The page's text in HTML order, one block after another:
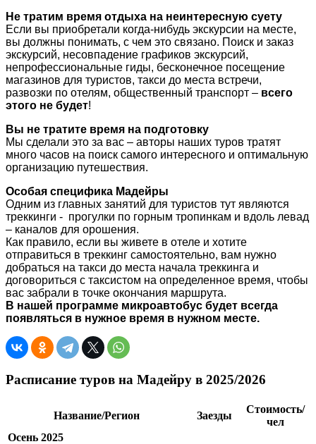
Не тратим время отдыха на неинтересную суету
Если вы приобретали когда-нибудь экскурсии на месте,
вы должны понимать, с чем это связано. Поиск и заказ
экскурсий, несовпадение графиков экскурсий,
непрофессиональные гиды, бесконечное посещение
магазинов для туристов, такси до места встречи,
развозки по отелям, общественный транспорт – всего
этого не будет!
Вы не тратите время на подготовку
Мы сделали это за вас – авторы наших туров тратят
много часов на поиск самого интересного и оптимальную
организацию путешествия.
Особая специфика Мадейры
Одним из главных занятий для туристов тут являются
треккинги - прогулки по горным тропинкам и вдоль левад
– каналов для орошения.
Как правило, если вы живете в отеле и хотите
отправиться в треккинг самостоятельно, вам нужно
добраться на такси до места начала треккинга и
договориться с таксистом на определенное время, чтобы
вас забрали в точке окончания маршрута.
В нашей программе микроавтобус будет всегда
появляться в нужное время в нужном месте.
Расписание туров на Мадейру в 2025/2026
Название/Регион Заезды
Стоимость/
чел
Осень 2025